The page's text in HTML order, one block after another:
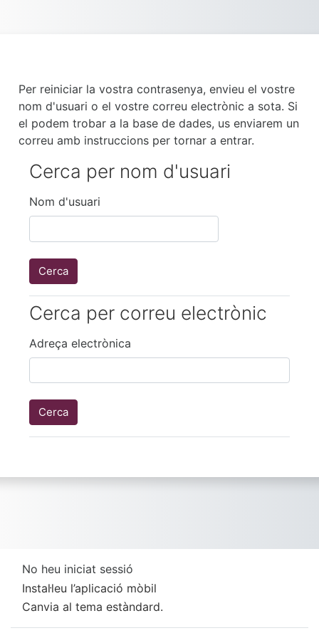
Per reiniciar la vostra contrasenya, envieu el vostre
nom d'usuari o el vostre correu electrònic a sota. Si
el podem trobar a la base de dades, us enviarem un
correu amb instruccions per tornar a entrar.
Cerca per nom d'usuari
Cerca per nom d'usuari
Nom d'usuari
Cerca per correu electrònic
Cerca per correu electrònic
Adreça electrònica
No heu iniciat sessió
Instal·leu l’aplicació mòbil
Canvia al tema estàndard.